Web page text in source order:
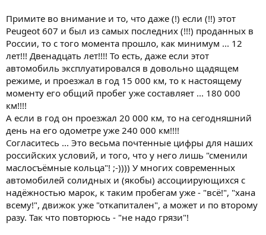
Примите во внимание и то, что даже (!) если (!!) этот
Peugeot 607 и был из самых последних (!!!) проданных в
России, то с того момента прошло, как минимум ... 12
лет!!! Двенадцать лет!!!! То есть, даже если этот
автомобиль эксплуатировался в довольно щадящем
режиме, и проезжал в год 15 000 км, то к настоящему
моменту его общий пробег уже составляет ... 180 000
км!!!!
А если в год он проезжал 20 000 км, то на сегодняшний
день на его одометре уже 240 000 км!!!!
Согласитесь ... Это весьма почтенные цифры для наших
российских условий, и того, что у него лишь "сменили
маслосъёмные кольца"! ;-)))) У многих современных
автомобилей солидных и (якобы) ассоциирующихся с
надёжностью марок, к таким пробегам уже - "всё!", "хана
всему!", движок уже "откапитален", а может и по второму
разу. Так что повторюсь - "не надо грязи"!